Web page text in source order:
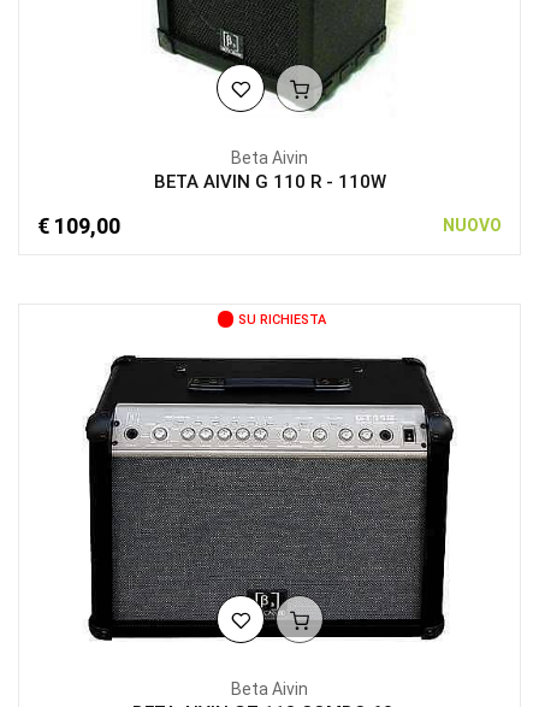
Beta Aivin
BETA AIVIN G 110 R - 110W
€ 109,00 NUOVO
SU RICHIESTA
Beta Aivin